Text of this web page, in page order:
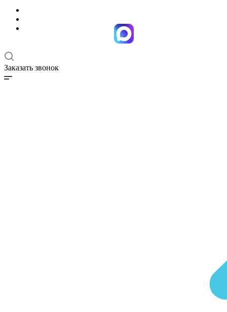
Заказать звонок